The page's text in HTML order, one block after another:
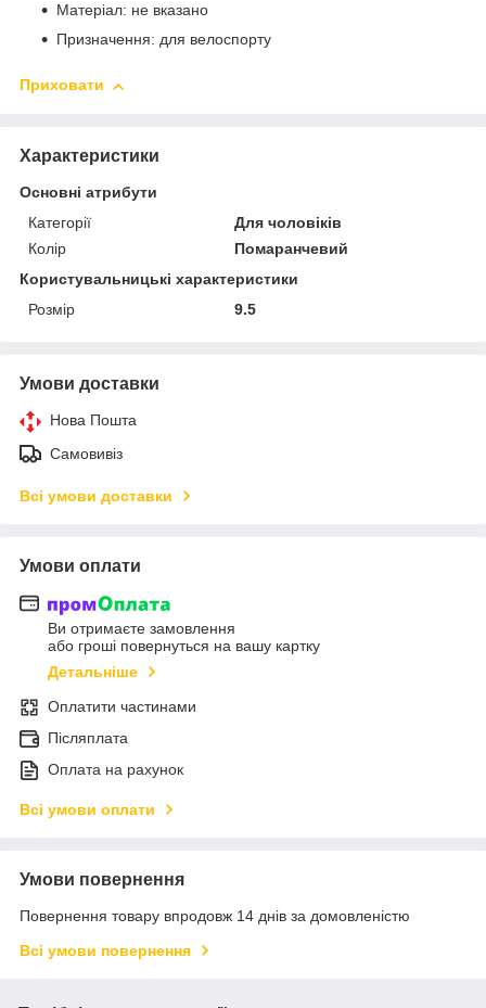
Матеріал: не вказано
Призначення: для велоспорту
Приховати
Характеристики
Основні атрибути
Категорії
Для чоловіків
Колір
Помаранчевий
Користувальницькі характеристики
Розмір
9.5
Умови доставки
Нова Пошта
Самовивіз
Всі умови доставки
Умови оплати
Ви отримаєте замовлення
або гроші повернуться на вашу картку
Детальніше
Оплатити частинами
Післяплата
Оплата на рахунок
Всі умови оплати
Умови повернення
Повернення товару впродовж 14 днів за домовленістю
Всі умови повернення